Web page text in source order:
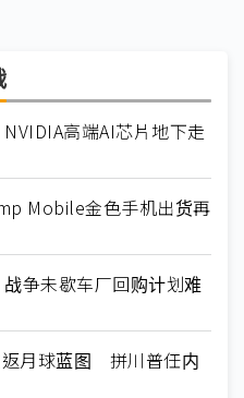
高端AI芯片地下走
Mobile金色手机出货再
争未歇车厂回购计划难
返月球蓝图 拼川普任内